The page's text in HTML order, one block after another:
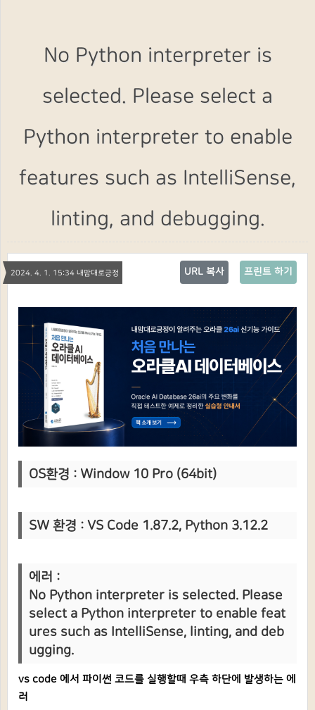
No Python interpreter is
selected. Please select a
Python interpreter to enable
features such as IntelliSense,
linting, and debugging.
2024. 4. 1. 15:34 내맘대로긍정 프린트 하기
URL 복사
OS환경 : Window 10 Pro (64bit)
SW 환경 : VS Code 1.87.2, Python 3.12.2
에러 :
No Python interpreter is selected. Please
select a Python interpreter to enable feat
ures such as IntelliSense, linting, and deb
ugging.
vs code 에서 파이썬 코드를 실행할때 우측 하단에 발생하는 에
러